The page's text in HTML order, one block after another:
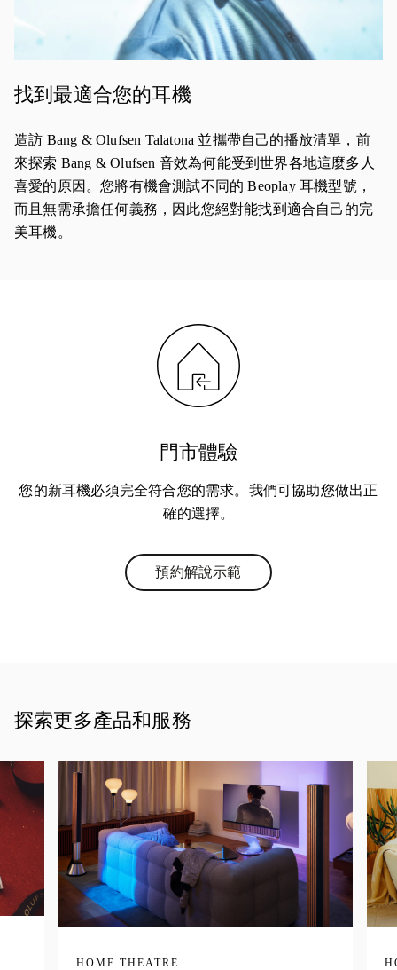
找到最適合您的耳機
造訪 Bang & Olufsen Talatona 並攜帶自己的播放清單，前
來探索 Bang & Olufsen 音效為何能受到世界各地這麼多人
喜愛的原因。您將有機會測試不同的 Beoplay 耳機型號，
而且無需承擔任何義務，因此您絕對能找到適合自己的完
美耳機。
門市體驗
您的新耳機必須完全符合您的需求。我們可協助您做出正
確的選擇。
預約解說示範Link Opens in New Tab
探索更多產品和服務
HOME THEATRE